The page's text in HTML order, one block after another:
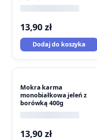
400g
13,90 zł
Dodaj do koszyka
Mokra karma
monobiałkowa jeleń z
borówką 400g
13,90 zł